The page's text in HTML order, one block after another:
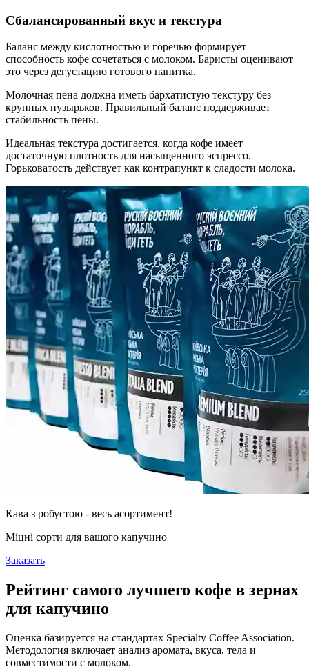
Сбалансированный вкус и текстура
Баланс между кислотностью и горечью формирует
способность кофе сочетаться с молоком. Баристы оценивают
это через дегустацию готового напитка.
Молочная пена должна иметь бархатистую текстуру без
крупных пузырьков. Правильный баланс поддерживает
стабильность пены.
Идеальная текстура достигается, когда кофе имеет
достаточную плотность для насыщенного эспрессо.
Горьковатость действует как контрапункт к сладости молока.
Кава з робустою - весь асортимент!
Міцні сорти для вашого капучино
Заказать
Рейтинг самого лучшего кофе в зернах
для капучино
Оценка базируется на стандартах Specialty Coffee Association.
Методология включает анализ аромата, вкуса, тела и
совместимости с молоком.